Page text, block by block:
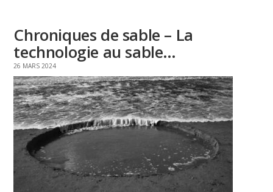
Chroniques de sable – La
technologie au sable…
26 MARS 2024